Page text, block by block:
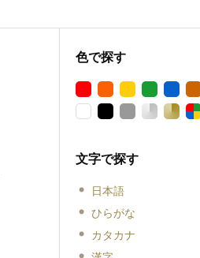
色で探す
文字で探す
日本語
ひらがな
カタカナ